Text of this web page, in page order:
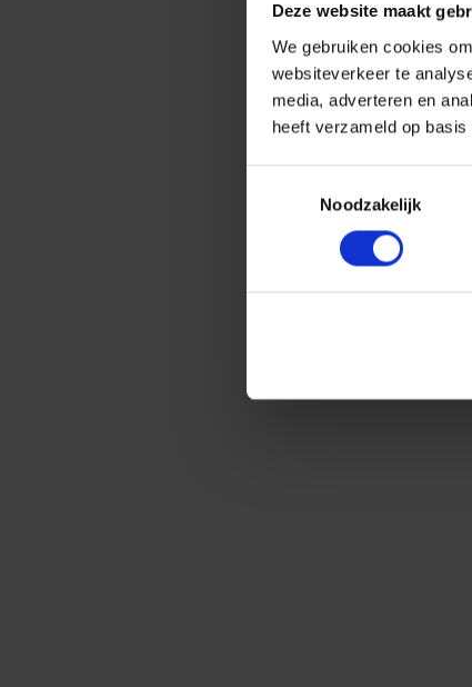
Deze website maakt
We gebruiken cookies
websiteverkeer te
media, adverteren en
heeft verzameld op
Noodzakelijk